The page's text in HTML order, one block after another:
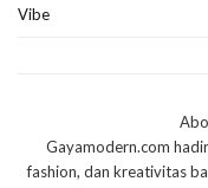
Vibe
Gayamodern.com
fashion, dan kreativitas